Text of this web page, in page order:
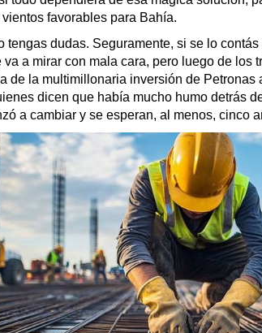
favorables para Bahía.
tengas dudas. Seguramente, si se lo
va a mirar con mala cara, pero luego de los
de la multimillonaria inversión de Petronas
dicen que había mucho humo detrás
a cambiar y se esperan, al menos, cinco